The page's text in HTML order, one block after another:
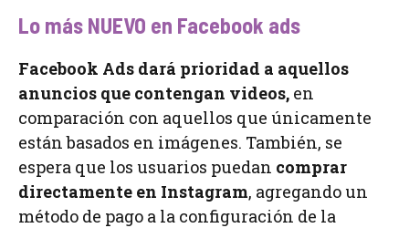
Lo más NUEVO en Facebook ads
Facebook Ads dará prioridad a aquellos
anuncios que contengan videos, en
comparación con aquellos que únicamente
están basados en imágenes. También, se
espera que los usuarios puedan comprar
directamente en Instagram, agregando un
método de pago a la configuración de la